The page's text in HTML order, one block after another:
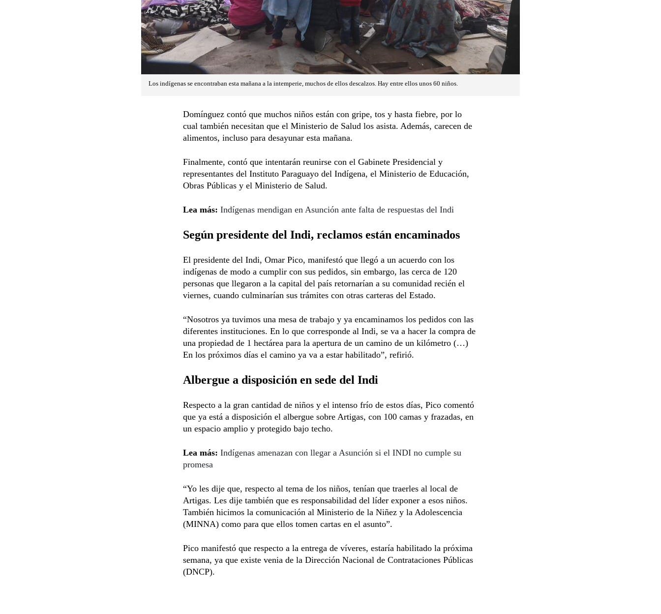
Los indígenas se encontraban esta mañana a la intemperie, muchos de ellos descalzos. Hay entre ellos unos 60 niños.
Domínguez contó que muchos niños están con gripe, tos y hasta fiebre, por lo
cual también necesitan que el Ministerio de Salud los asista. Además, carecen de
alimentos, incluso para desayunar esta mañana.
Finalmente, contó que intentarán reunirse con el Gabinete Presidencial y
representantes del Instituto Paraguayo del Indígena, el Ministerio de Educación,
Obras Públicas y el Ministerio de Salud.
Lea más: Indígenas mendigan en Asunción ante falta de respuestas del Indi
Según presidente del Indi, reclamos están encaminados
El presidente del Indi, Omar Pico, manifestó que llegó a un acuerdo con los
indígenas de modo a cumplir con sus pedidos, sin embargo, las cerca de 120
personas que llegaron a la capital del país retornarían a su comunidad recién el
viernes, cuando culminarían sus trámites con otras carteras del Estado.
“Nosotros ya tuvimos una mesa de trabajo y ya encaminamos los pedidos con las
diferentes instituciones. En lo que corresponde al Indi, se va a hacer la compra de
una propiedad de 1 hectárea para la apertura de un camino de un kilómetro (…)
En los próximos días el camino ya va a estar habilitado”, refirió.
Albergue a disposición en sede del Indi
Respecto a la gran cantidad de niños y el intenso frío de estos días, Pico comentó
que ya está a disposición el albergue sobre Artigas, con 100 camas y frazadas, en
un espacio amplio y protegido bajo techo.
Lea más: Indígenas amenazan con llegar a Asunción si el INDI no cumple su
promesa
“Yo les dije que, respecto al tema de los niños, tenían que traerles al local de
Artigas. Les dije también que es responsabilidad del líder exponer a esos niños.
También hicimos la comunicación al Ministerio de la Niñez y la Adolescencia
(MINNA) como para que ellos tomen cartas en el asunto”.
Pico manifestó que respecto a la entrega de víveres, estaría habilitado la próxima
semana, ya que existe venia de la Dirección Nacional de Contrataciones Públicas
(DNCP).